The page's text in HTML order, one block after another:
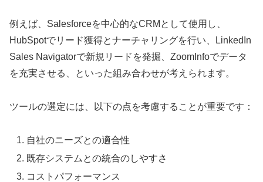
例えば、Salesforceを中心的なCRMとして使用し、
HubSpotでリード獲得とナーチャリングを行い、LinkedIn
Sales Navigatorで新規リードを発掘、ZoomInfoでデータ
を充実させる、といった組み合わせが考えられます。
ツールの選定には、以下の点を考慮することが重要です：
自社のニーズとの適合性
既存システムとの統合のしやすさ
コストパフォーマンス